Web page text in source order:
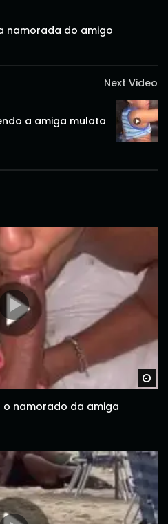
namorada do amigo
Next Video
a amiga mulata
namorado da amiga